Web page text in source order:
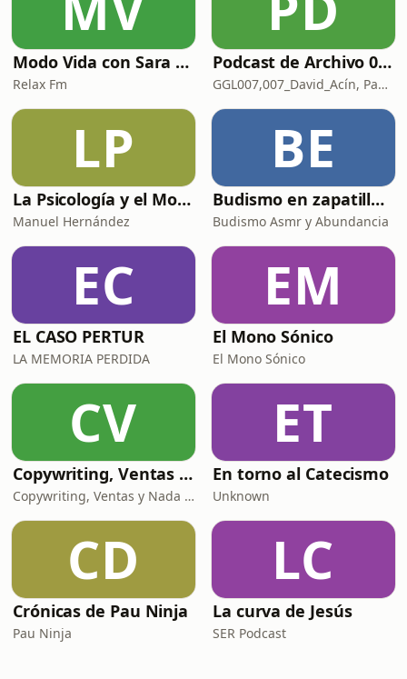
Modo Vida con Sara Manzaneque
Relax Fm
Podcast de Archivo 007
GGL007,007_David_Acín, Pablo_Ortega, 58, AlbertoBond y Claalc
LP
La Psicología y el Modelo Parcuve®
Manuel Hernández
BE
Budismo en zapatillas, El budismo sin sermones
Budismo Asmr y Abundancia
EC
EL CASO PERTUR
LA MEMORIA PERDIDA
EM
El Mono Sónico
El Mono Sónico
CV
Copywriting, Ventas y Nada que perder
Copywriting, Ventas y Nada que Perder
ET
En torno al Catecismo
Unknown
CD
Crónicas de Pau Ninja
Pau Ninja
LC
La curva de Jesús
SER Podcast